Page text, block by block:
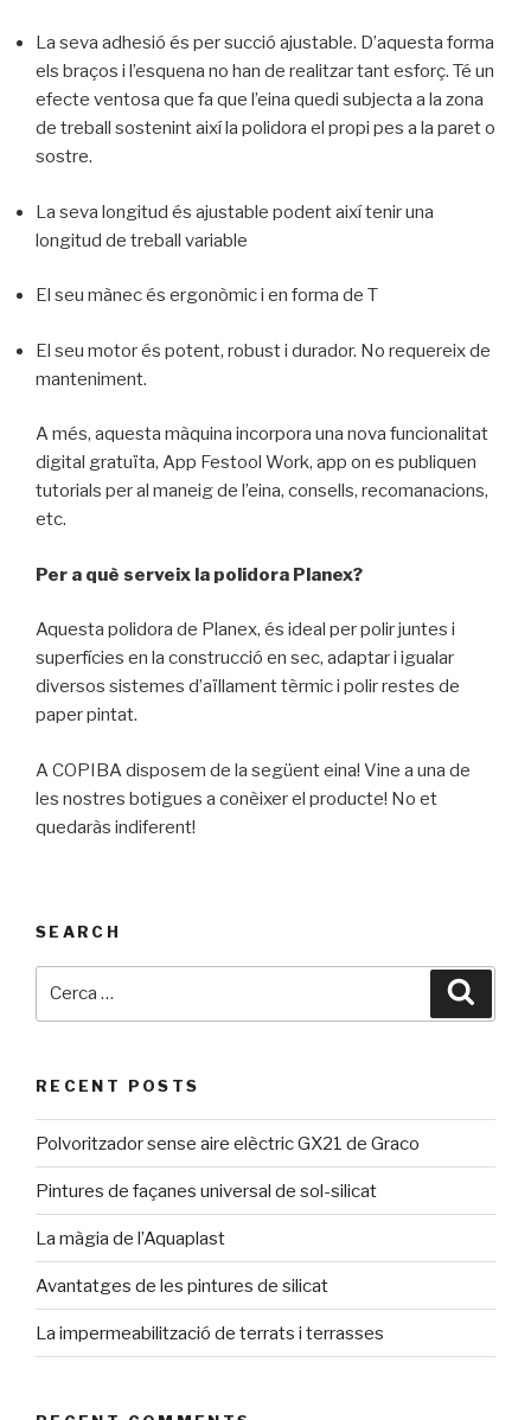
La seva adhesió és per succió ajustable. D’aquesta forma
els braços i l’esquena no han de realitzar tant esforç. Té un
efecte ventosa que fa que l’eina quedi subjecta a la zona
de treball sostenint així la polidora el propi pes a la paret o
sostre.
La seva longitud és ajustable podent així tenir una
longitud de treball variable
El seu mànec és ergonòmic i en forma de T
El seu motor és potent, robust i durador. No requereix de
manteniment.
A més, aquesta màquina incorpora una nova funcionalitat
digital gratuïta, App Festool Work, app on es publiquen
tutorials per al maneig de l’eina, consells, recomanacions,
etc.
Per a què serveix la polidora Planex?
Aquesta polidora de Planex, és ideal per polir juntes i
superfícies en la construcció en sec, adaptar i igualar
diversos sistemes d’aïllament tèrmic i polir restes de
paper pintat.
A COPIBA disposem de la següent eina! Vine a una de
les nostres botigues a conèixer el producte! No et
quedaràs indiferent!
SEARCH
RECENT POSTS
Polvoritzador sense aire elèctric GX21 de Graco
Pintures de façanes universal de sol-silicat
La màgia de l’Aquaplast
Avantatges de les pintures de silicat
La impermeabilització de terrats i terrasses